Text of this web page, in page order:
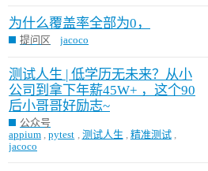
为什么覆盖率全部为0，
提问区 jacoco
测试人生 | 低学历无未来？从小
公司到拿下年薪45W+ ，这个90
后小哥哥好励志~
公众号
appium ,pytest , 测试人生 , 精准测试 ,
jacoco